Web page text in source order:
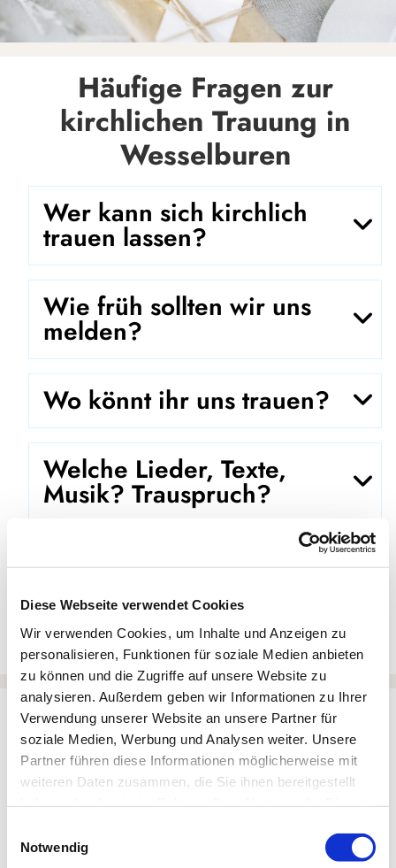
Diese Webseite verwendet Cookies
Wir verwenden Cookies, um Inhalte und Anzeigen zu
personalisieren, Funktionen für soziale Medien anbieten
zu können und die Zugriffe auf unsere Website zu
analysieren. Außerdem geben wir Informationen zu Ihrer
Verwendung unserer Website an unsere Partner für
soziale Medien, Werbung und Analysen weiter. Unsere
Partner führen diese Informationen möglicherweise mit
weiteren Daten zusammen, die Sie ihnen bereitgestellt
Notwendig
Häufige Fragen zur
kirchlichen Trauung in
Wesselburen
Wer kann sich kirchlich
trauen lassen?
Wie früh sollten wir uns
melden?
Wo könnt ihr uns trauen?
Welche Lieder, Texte,
Musik? Trauspruch?
Trauzeugen?
Was kostet eine Trauung?
Anfrage zur Trauung